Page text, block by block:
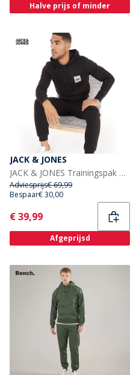
Halve prijs of minder
JACK & JONES
JACK & JONES Trainingspak Heren Zwart
Adviesprijs€ 69,99
Bespaar€ 30,00
Current
€ 39,99
Afgeprijsd